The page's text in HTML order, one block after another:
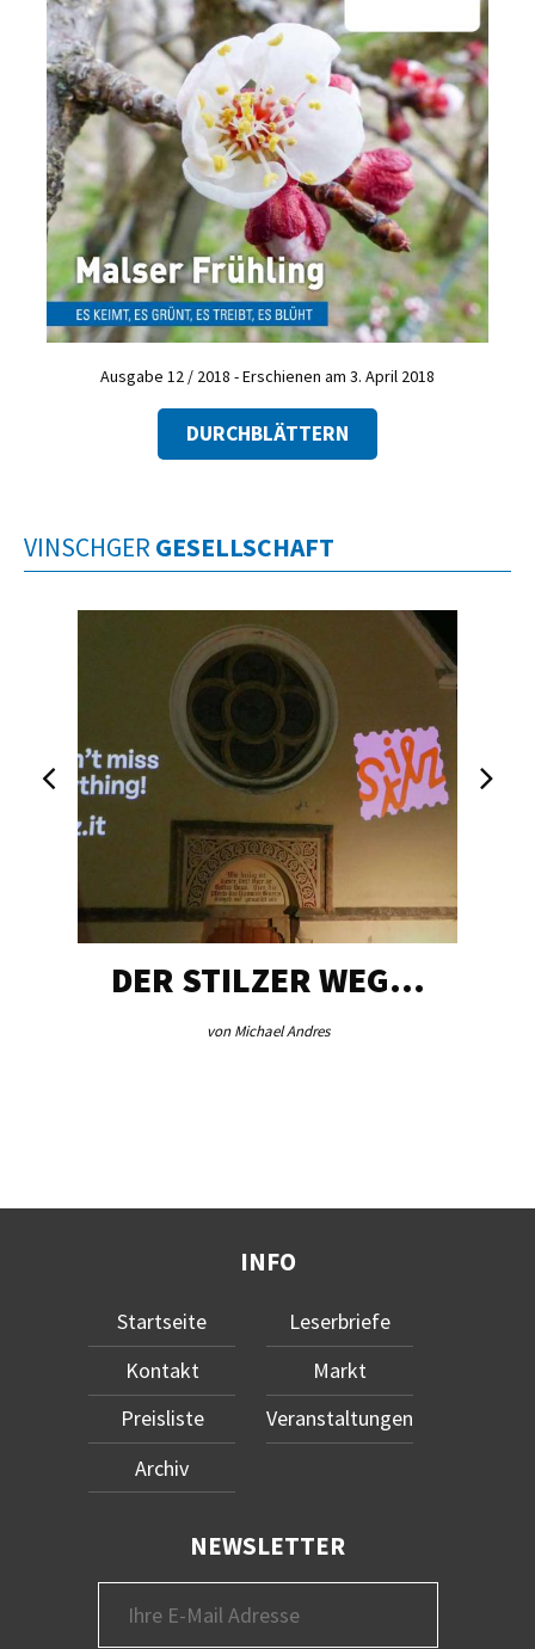
Ausgabe 12 / 2018 - Erschienen am 3. April 2018
DURCHBLÄTTERN
VINSCHGER GESELLSCHAFT
DER STILZER WEG…
von Michael Andres
INFO
Startseite
Kontakt
Preisliste
Archiv
Leserbriefe
Markt
Veranstaltungen
NEWSLETTER